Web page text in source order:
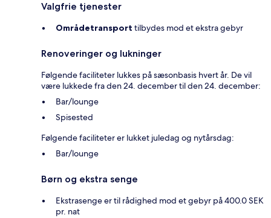
Valgfrie tjenester
Områdetransport tilbydes mod et ekstra gebyr
Renoveringer og lukninger
Følgende faciliteter lukkes på sæsonbasis hvert år. De vil
være lukkede fra den 24. december til den 24. december:
Bar/lounge
Spisested
Følgende faciliteter er lukket juledag og nytårsdag:
Bar/lounge
Børn og ekstra senge
Ekstrasenge er til rådighed mod et gebyr på 400.0 SEK
pr. nat